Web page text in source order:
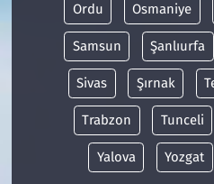
Ordu Osmaniye
Samsun Şanlıurfa
Sivas Şırnak
Trabzon Tunceli
Yalova Yozgat